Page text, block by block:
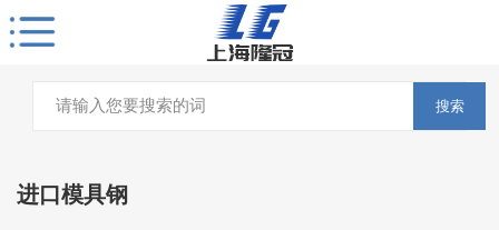
搜索
进口模具钢